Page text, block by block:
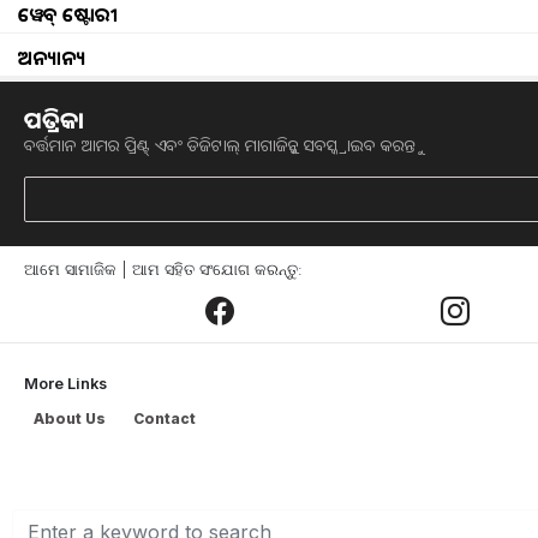
ୱେବ୍ ଷ୍ଟୋରୀ
ଅନ୍ୟାନ୍ୟ
ପତ୍ରିକା
ବର୍ତ୍ତମାନ ଆମର ପ୍ରିଣ୍ଟ୍ ଏବଂ ଡିଜିଟାଲ୍ ମାଗାଜିନ୍କୁ ସବସ୍କ୍ରାଇବ କରନ୍ତୁ
ଆମେ ସାମାଜିକ | ଆମ ସହିତ ସଂଯୋଗ କରନ୍ତୁ:
More Links
About Us
Contact
ପରିବର୍ତ୍ତନ ଦେଇ ଗତି କରୁଛି । ଜଳବାୟୁ
କାର୍ଯ୍ୟାନୁଷ୍ଠାନର ସମୟ ଆସିଛି”, ବୋଲି ଶ୍ରୀ
ଏକ ସ୍ୱଚ୍ଛ ଏବଂ ଗ୍ରୀନ୍ ପୃଥିବୀ ସୃଷ୍ଟି ଦିଗରେ
ସୂଚନା ଦେଇଥିଲେ ଯେ , ଗ୍ରୀନ୍ ଶକ୍ତି ଉପରେ
ଆଲୋକପାତ କରି ପ୍ରଧାନମନ୍ତ୍ରୀ କହିଥିଲେ ଯେ
୨୦୨୩ ରେ ଆରମ୍ଭ ହୋଇଥିବା ଜାତୀୟ